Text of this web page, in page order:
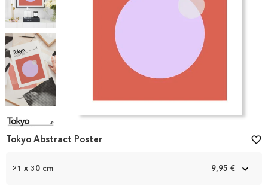
1
21 x 30 cm 9,95 €
Tokyo Abstract Poster favorite_border